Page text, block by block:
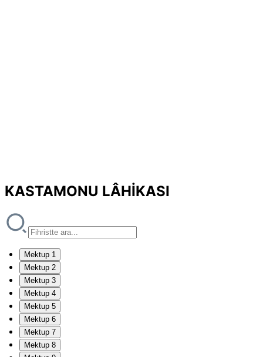
KASTAMONU LÂHİKASI
Mektup 1
Mektup 2
Mektup 3
Mektup 4
Mektup 5
Mektup 6
Mektup 7
Mektup 8